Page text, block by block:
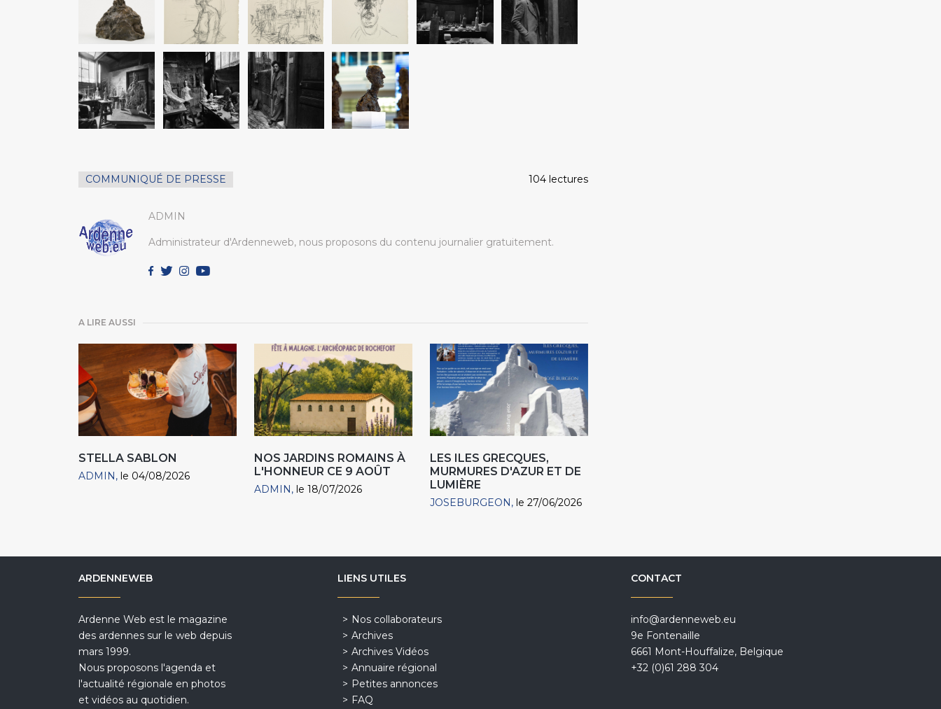
COMMUNIQUÉ DE PRESSE 104 lectures
ADMIN
Administrateur d'Ardenneweb, nous proposons du contenu journalier gratuitement.
A LIRE AUSSI
STELLA SABLON
ADMIN le 04/08/2026
NOS JARDINS ROMAINS À
L'HONNEUR CE 9 AOÛT
ADMIN le 18/07/2026
LES ILES GRECQUES,
MURMURES D'AZUR ET DE
LUMIÈRE
JOSEBURGEON le 27/06/2026
ARDENNEWEB
Ardenne Web est le magazine
des ardennes sur le web depuis
mars 1999.
Nous proposons l'agenda et
l'actualité régionale en photos
et vidéos au quotidien.
LIENS UTILES
Nos collaborateurs
Archives
Archives Vidéos
Annuaire régional
Petites annonces
FAQ
CONTACT
info@ardenneweb.eu
9e Fontenaille
6661 Mont-Houffalize, Belgique
+32 (0)61 288 304